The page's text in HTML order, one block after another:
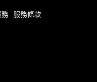
務 服務條款